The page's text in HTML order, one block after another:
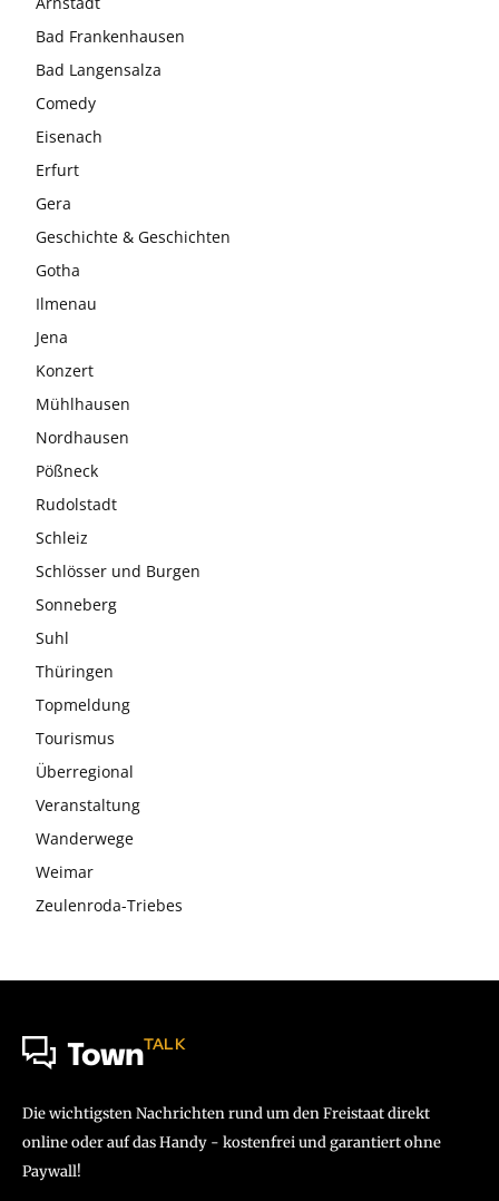
Bad Frankenhausen
Bad Langensalza
Comedy
Eisenach
Erfurt
Gera
Geschichte & Geschichten
Gotha
Ilmenau
Jena
Konzert
Mühlhausen
Nordhausen
Pößneck
Rudolstadt
Schleiz
Schlösser und Burgen
Sonneberg
Suhl
Thüringen
Topmeldung
Tourismus
Überregional
Veranstaltung
Wanderwege
Weimar
Zeulenroda-Triebes
TownTALK
Die wichtigsten Nachrichten rund um den Freistaat direkt
online oder auf das Handy - kostenfrei und garantiert ohne
Paywall!